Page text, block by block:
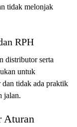
tidak melonjak
RPH
distributor serta
untuk
dan tidak ada praktik
jalan.
Aturan